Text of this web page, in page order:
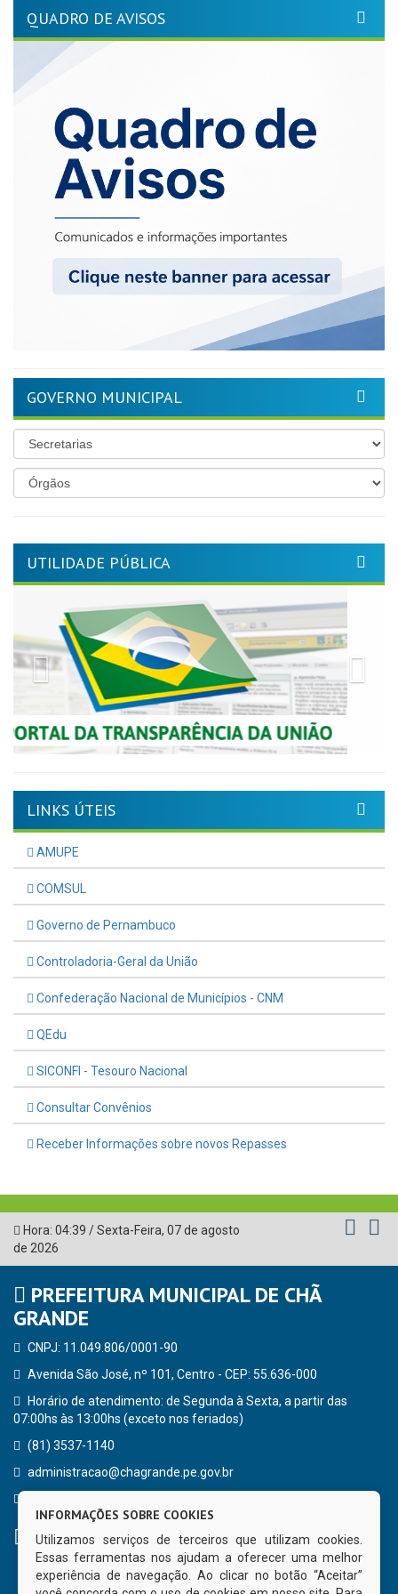
QUADRO DE AVISOS
GOVERNO MUNICIPAL
UTILIDADE PÚBLICA
Previous
LINKS ÚTEIS
AMUPE
COMSUL
Governo de Pernambuco
Controladoria-Geral da União
Confederação Nacional de Municípios - CNM
QEdu
SICONFI - Tesouro Nacional
Consultar Convênios
Receber Informações sobre novos Repasses
Hora: 04:39 /Sexta-Feira, 07 de agosto
de 2026
PREFEITURA MUNICIPAL DE CHÃ
GRANDE
CNPJ: 11.049.806/0001-90
Avenida São José, nº 101, Centro - CEP: 55.636-000
Horário de atendimento: de Segunda à Sexta, a partir das
07:00hs às 13:00hs (exceto nos feriados)
(81) 3537-1140
administracao@chagrande.pe.gov.br
CURTA NOSSA FAN PAGE
INFORMAÇÕES SOBRE COOKIES
Utilizamos serviços de terceiros que utilizam cookies.
Essas ferramentas nos ajudam a oferecer uma melhor
experiência de navegação. Ao clicar no botão “Aceitar”